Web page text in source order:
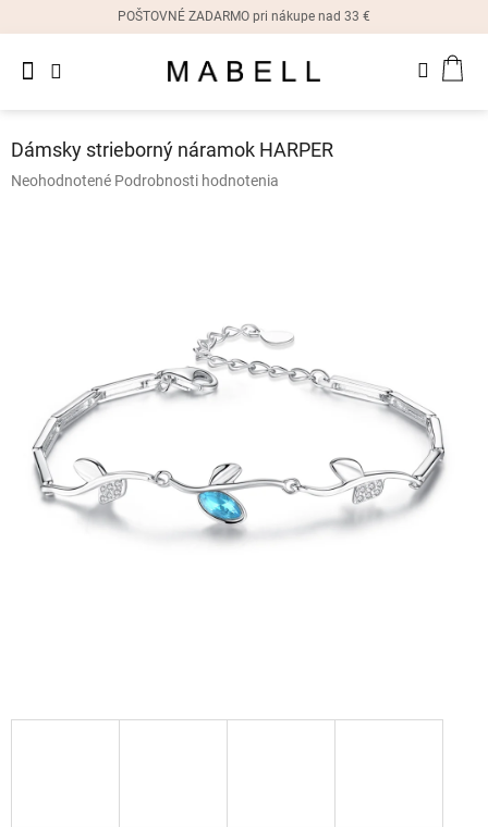
POŠTOVNÉ ZADARMO pri nákupe nad 33 €
Dámske
náušnice
hodinky
Ostatné
Zľavy
Dámsky strieborný náramok HARPER
Priemerné
Neohodnotené Podrobnosti hodnotenia